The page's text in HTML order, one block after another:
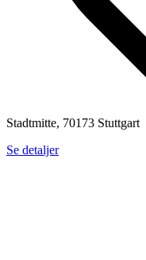
Stadtmitte, 70173 Stuttgart
Se detaljer